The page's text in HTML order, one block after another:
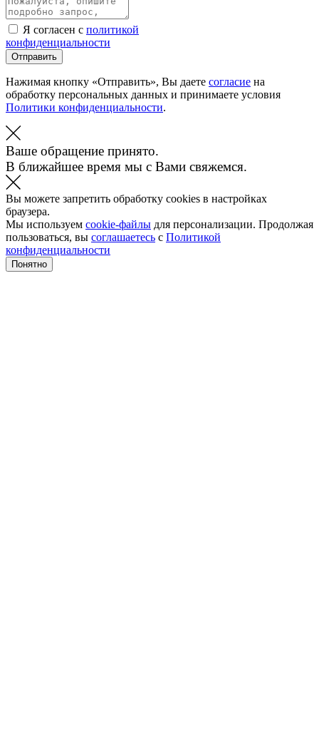
Я согласен с политикой
конфиденциальности
Отправить
Нажимая кнопку «Отправить», Вы даете согласие на
обработку персональных данных и принимаете условия
Политики конфиденциальности.
Ваше обращение принято.
В ближайшее время мы с Вами свяжемся.
Вы можете запретить обработку cookies в настройках
браузера.
Мы используем cookie-файлы для персонализации. Продолжая
пользоваться, вы соглашаетесь с Политикой
конфиденциальности
Понятно